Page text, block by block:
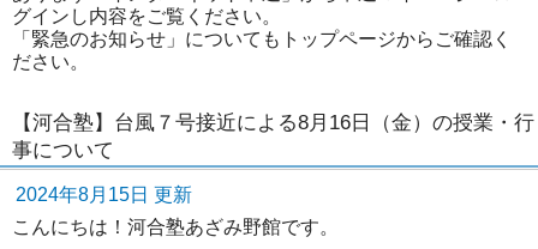
グインし内容をご覧ください。
「緊急のお知らせ」についてもトップページからご確認く
ださい。
【河合塾】台風７号接近による8月16日（金）の授業・行
事について
2024年8月15日 更新
こんにちは！河合塾あざみ野館です。